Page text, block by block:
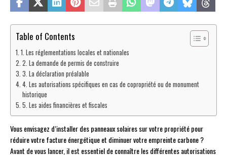
Table of Contents
1. Les réglementations locales et nationales
2. La demande de permis de construire
3. La déclaration préalable
4. Les autorisations spécifiques en cas de copropriété ou de monument
historique
5. Les aides financières et fiscales
Vous envisagez d’installer des panneaux solaires sur votre propriété pour
réduire votre facture énergétique et diminuer votre empreinte carbone ?
Avant de vous lancer, il est essentiel de connaître les différentes autorisations